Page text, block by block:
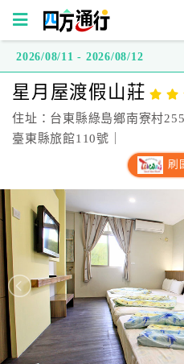
方
通
行
灣
房
直
2026/08/11 - 2026/08/12
星月屋渡假山莊
住址：台東縣綠島鄉南寮村
臺東縣旅館110號｜
刷